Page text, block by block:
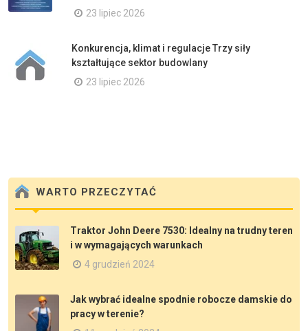
23 lipiec 2026
Konkurencja, klimat i regulacje Trzy siły
kształtujące sektor budowlany
23 lipiec 2026
WARTO PRZECZYTAĆ
Traktor John Deere 7530: Idealny na trudny teren
i w wymagających warunkach
4 grudzień 2024
Jak wybrać idealne spodnie robocze damskie do
pracy w terenie?